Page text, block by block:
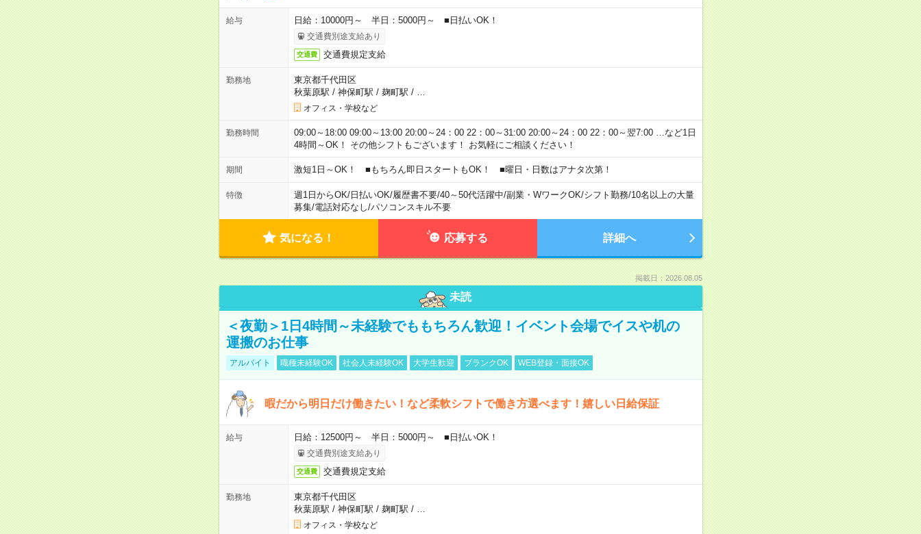
給与 日給：10000円～ 半日：5000円～ ■日払いOK！
交通費別途支給あり
交通費 交通費規定支給
勤務地
東京都千代田区
秋葉原駅 / 神保町駅 / 麹町駅 /
オフィス・学校など
勤務時間
09:00～18:00 09:00～13:00 20:00～24：00 22：00～31:00 20:00～24：00 22：00～翌7:00 …など1日
4時間～OK！ その他シフトもございます！ お気軽にご相談ください！
期間 激短1日～OK！ ■もちろん即日スタートもOK！ ■曜日・日数はアナタ次第！
特徴 週1日からOK/日払いOK/履歴書不要/40～50代活躍中/副業・WワークOK/シフト勤務/10名以上の大量
募集/電話対応なし/パソコンスキル不要
気になる！ 応募する 詳細へ
掲載日：2026.08.05
未読
＜夜勤＞1日4時間～未経験でももちろん歓迎！イベント会場でイスや机の
運搬のお仕事
アルバイト 職種未経験OK 社会人未経験OK 大学生歓迎 ブランクOK WEB登録・面接OK
暇だから明日だけ働きたい！など柔軟シフトで働き方選べます！嬉しい日給保証
給与 日給：12500円～ 半日：5000円～ ■日払いOK！
交通費別途支給あり
交通費 交通費規定支給
勤務地
東京都千代田区
秋葉原駅 / 神保町駅 / 麹町駅 /
オフィス・学校など